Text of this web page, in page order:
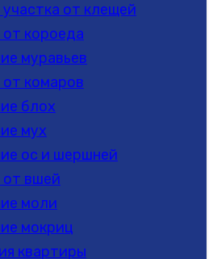
от клещей
короеда
муравьев
комаров
блох
мух
ос и шершней
от вшей
моли
мокриц
квартиры